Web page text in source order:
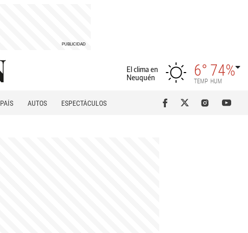
El clima en
Neuquén
6°
TEMP
74%
HUM
PAÍS AUTOS
ESPECTÁCULOS